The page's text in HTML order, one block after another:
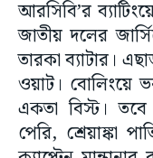
আরসিবি’র
জাতীয় দলের
তারকা ব্যাটার।
ওয়াট। বোলিংয়ে
একতা বিস্ট।
পেরি, শ্রেয়াঙ্কা